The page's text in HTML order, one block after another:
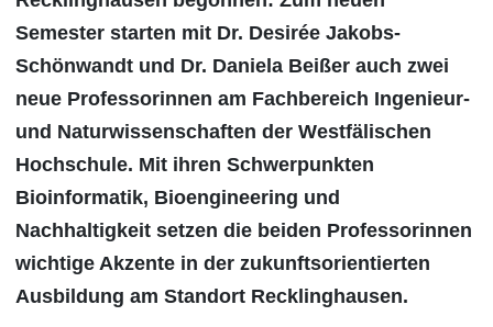
Semester starten mit Dr. Desirée Jakobs-
Schönwandt und Dr. Daniela Beißer auch zwei
neue Professorinnen am Fachbereich Ingenieur-
und Naturwissenschaften der Westfälischen
Hochschule. Mit ihren Schwerpunkten
Bioinformatik, Bioengineering und
Nachhaltigkeit setzen die beiden Professorinnen
wichtige Akzente in der zukunftsorientierten
Ausbildung am Standort Recklinghausen.